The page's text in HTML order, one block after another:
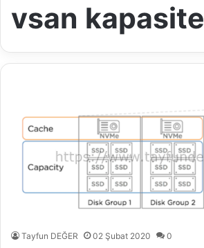
vsan kapasite
Tayfun DEĞER 02 Şubat 2020 0